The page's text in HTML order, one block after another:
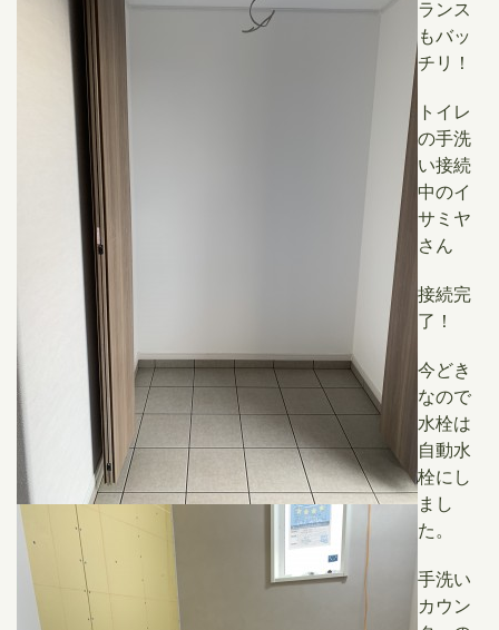
ランス
もバッ
チリ！
トイレ
の手洗
い接続
中のイ
サミヤ
さん
接続完
了！
今どき
なので
水栓は
自動水
栓にし
まし
た。
手洗い
カウン